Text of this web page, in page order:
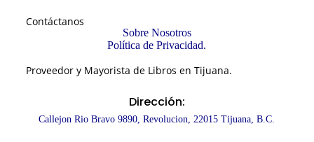
Contáctanos
Sobre Nosotros
Política de Privacidad.
Proveedor y Mayorista de Libros en Tijuana.
Dirección:
Callejon Rio Bravo 9890, Revolucion, 22015 Tijuana, B.C.